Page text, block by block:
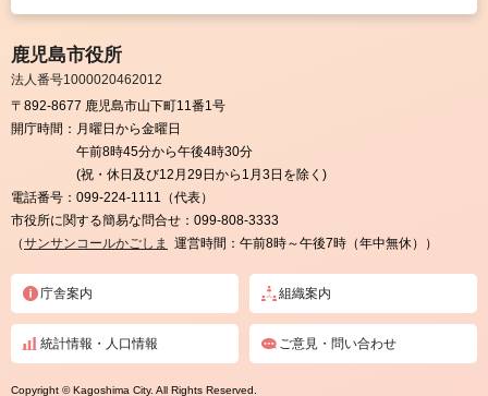
鹿児島市役所
法人番号1000020462012
〒892-8677 鹿児島市山下町11番1号
開庁時間： 月曜日から金曜日
午前8時45分から午後4時30分
(祝・休日及び12月29日から1月3日を除く)
電話番号： 099-224-1111（代表）
市役所に関する簡易な問合せ： 099-808-3333
（サンサンコールかごしま 運営時間：午前8時～午後7時（年中無休））
庁舎案内 組織案内
統計情報・人口情報 ご意見・問い合わせ
Copyright © Kagoshima City. All Rights Reserved.